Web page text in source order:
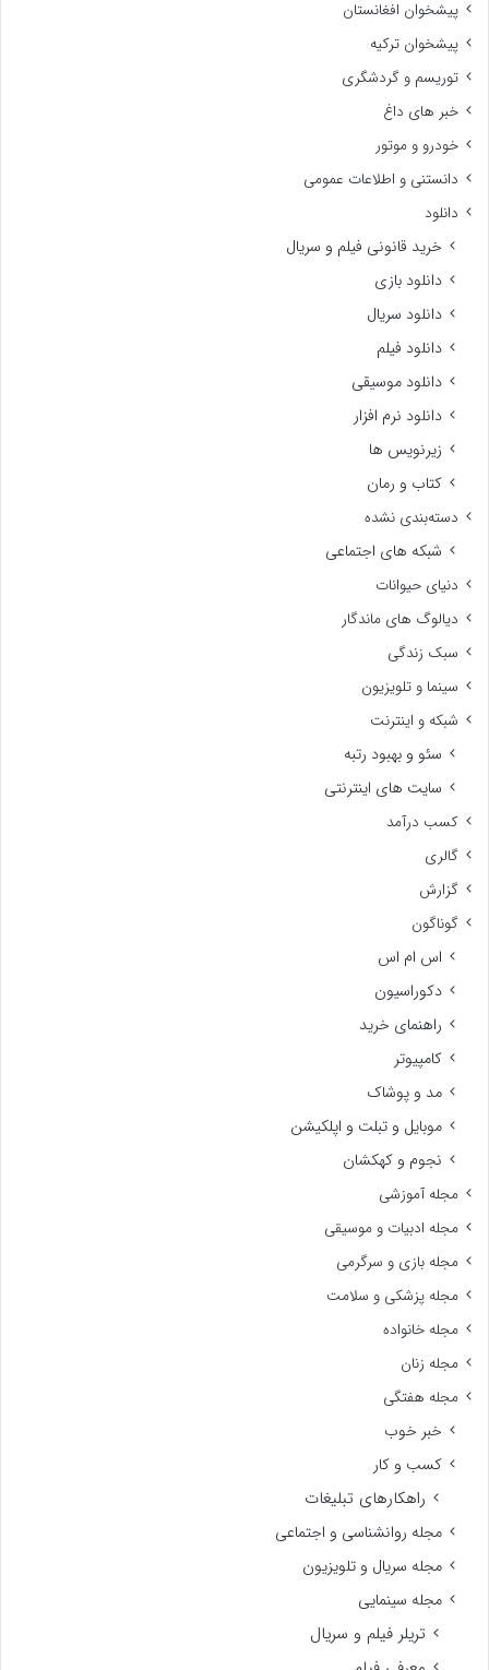
پیشخوان افغانستان
پیشخوان ترکیه
توریسم و گردشگری
خبر های داغ
خودرو و موتور
دانستنی و اطلاعات عمومی
دانلود
خرید قانونی فیلم و سریال
دانلود بازی
دانلود سریال
دانلود فیلم
دانلود موسیقی
دانلود نرم افزار
زیرنویس ها
کتاب و رمان
دسته‌بندی نشده
شبکه های اجتماعی
دنیای حیوانات
دیالوگ های ماندگار
سبک زندگی
سینما و تلویزیون
شبکه و اینترنت
سئو و بهبود رتبه
سایت های اینترنتی
کسب درآمد
گالری
گزارش
گوناگون
اس ام اس
دکوراسیون
راهنمای خرید
کامپیوتر
مد و پوشاک
موبایل و تبلت و اپلکیشن
نجوم و کهکشان
مجله آموزشی
مجله ادبیات و موسیقی
مجله بازی و سرگرمی
مجله پزشکی و سلامت
مجله خانواده
مجله زنان
مجله هفتگی
خبر خوب
کسب و کار
راهکارهای تبلیغات
مجله روانشناسی و اجتماعی
مجله سریال و تلویزیون
مجله سینمایی
تریلر فیلم و سریال